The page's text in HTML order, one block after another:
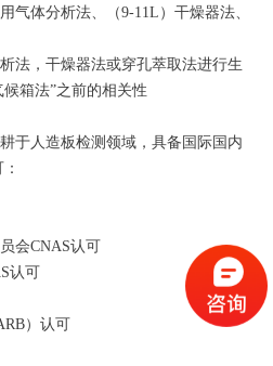
气体分析法、（9-11L）干燥器法、
法，干燥器法或穿孔萃取法进行生
候箱法”之前的相关性
于人造板检测领域，具备国际国内
会CNAS认可
认可
）认可